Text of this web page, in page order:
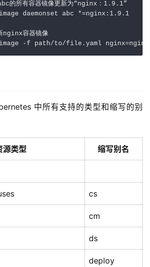
的所有容器镜像更新为“ nginx ： 1.9.1”
image daemonset abc *=nginx : 1.9.1
nginx容器镜像
image - f path/ to/ file . yaml nginx=nginx
中所有支持的类型和缩写的别
源类型 缩写别名
cs
cm
ds
deploy